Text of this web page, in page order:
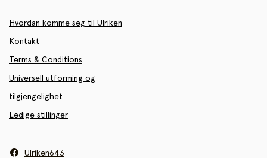
Hvordan komme seg til Ulriken
Kontakt
Terms & Conditions
Universell utforming og
tilgjengelighet
Ledige stillinger
Ulriken643